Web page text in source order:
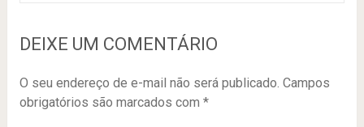
DEIXE UM COMENTÁRIO
O seu endereço de e-mail não será publicado. Campos
obrigatórios são marcados com *